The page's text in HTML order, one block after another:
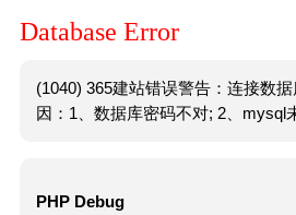
Database Error
(1040) 365建站错误警告：连接数
因：1、数据库密码不对; 2、mysql
PHP Debug